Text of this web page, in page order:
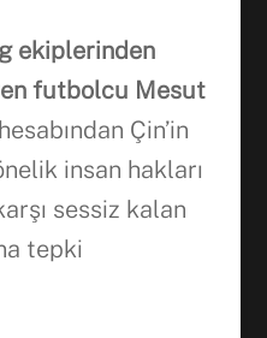
ekiplerinden
futbolcu Mesut
Çin’in
insan hakları
sessiz kalan
tepki